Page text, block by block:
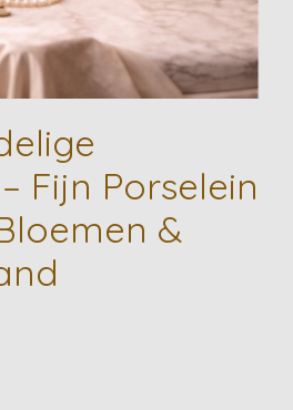
Fijn Porselein
&
product is